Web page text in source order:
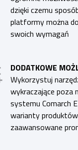
dzięki czemu
platformy można
swoich wymagań
DODATKOWE
Wykorzystuj
wykraczające poza
systemu Comarch
warianty
zaawansowane